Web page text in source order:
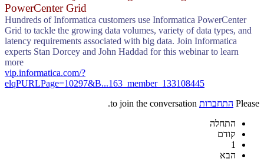
PowerCenter Grid
Hundreds of Informatica customers use Informatica PowerCenter
Grid to tackle the growing data volumes, variety of data types, and
latency requirements associated with big data. Join Informatica
experts Stan Dorcey and John Haddad for this webinar to learn
more
vip.informatica.com/?
elqPURLPage=10297&B...163_member_133108445
Please התחברות
התחלה
קודם
1
הבא